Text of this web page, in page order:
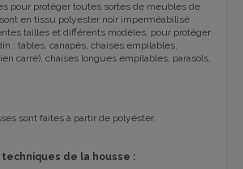
pour protéger toutes sortes de meubles de
en tissu polyester noir imperméabilisé
tailles et différents modèles, pour protéger
: tables, canapés, chaises empilables,
carré), chaises longues empilables, parasols,
sont faites à partir de polyéster.
de la housse :